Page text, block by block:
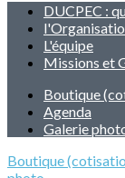
DUCPEC :
L'équipe
Missions et
Boutique
Agenda
Galerie
Boutique